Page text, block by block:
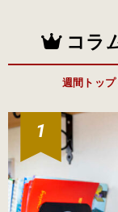
コラ
週間トップ